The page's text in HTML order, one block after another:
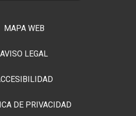
MAPA WEB
AVISO LEGAL
DE PRIVACIDAD